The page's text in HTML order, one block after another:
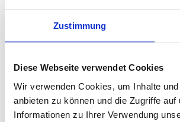
Zustimmung
Diese Webseite verwendet Cookies
Wir verwenden Cookies, um Inhalte
anbieten zu können und die Zugriffe
Informationen zu Ihrer Verwendung